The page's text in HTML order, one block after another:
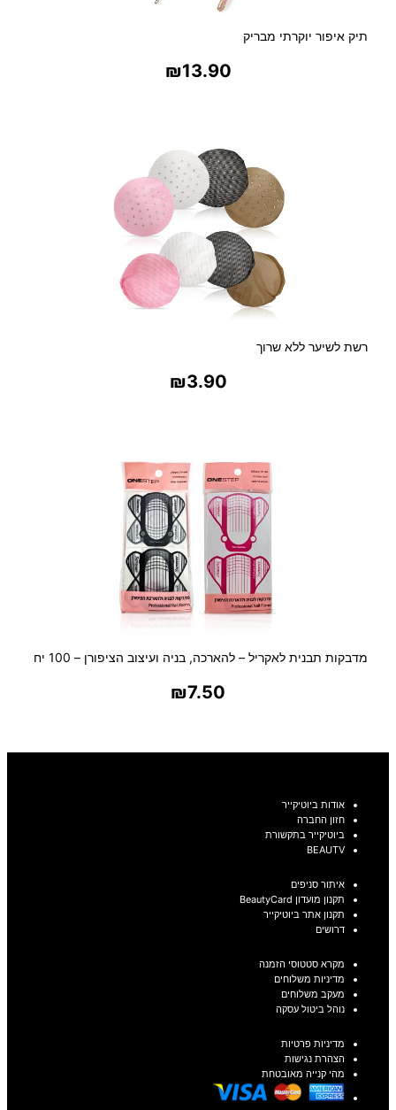
תיק איפור יוקרתי מבריק
₪13.90
רשת לשיער ללא שרוך
₪3.90
מדבקות תבנית לאקריל – להארכה, בניה ועיצוב הציפורן – 100 יח
₪7.50
אודות ביוטיקייר
חזון החברה
ביוטיקייר בתקשורת
BEAUTV
איתור סניפים
תקנון מועדון BeautyCard
תקנון אתר ביוטיקייר
דרושים
מקרא סטטוסי הזמנה
מדיניות משלוחים
מעקב משלוחים
נוהל ביטול עסקה
מדיניות פרטיות
הצהרת נגישות
מהי קנייה מאובטחת